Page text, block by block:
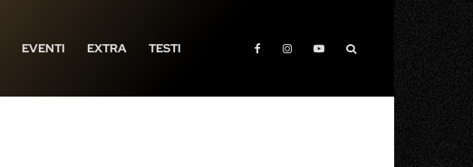
EVENTI EXTRA TESTI